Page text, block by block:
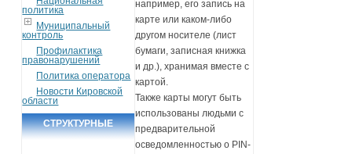
политика
Муниципальный
контроль
Профилактика
правонарушений
Политика оператора
Новости Кировской
области
СТРУКТУРНЫЕ
например, его запись на
карте или каком-либо
другом носителе (лист
бумаги, записная книжка
и др.), хранимая вместе с
картой.
Также карты могут быть
использованы людьми с
предварительной
осведомленностью о PIN-